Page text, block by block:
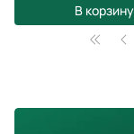
В корзину